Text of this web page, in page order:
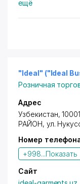
хотела спросить
ещё
"Ideal" ("Ideal
Розничная
Адрес
Узбекистан,
РАЙОН, ул.
Номер
+998...Показать
Сайт